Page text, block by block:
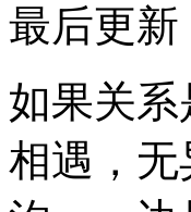
最后更新
如果关
相遇，